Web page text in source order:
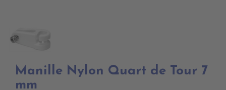
Manille Nylon Quart de Tour 7
mm